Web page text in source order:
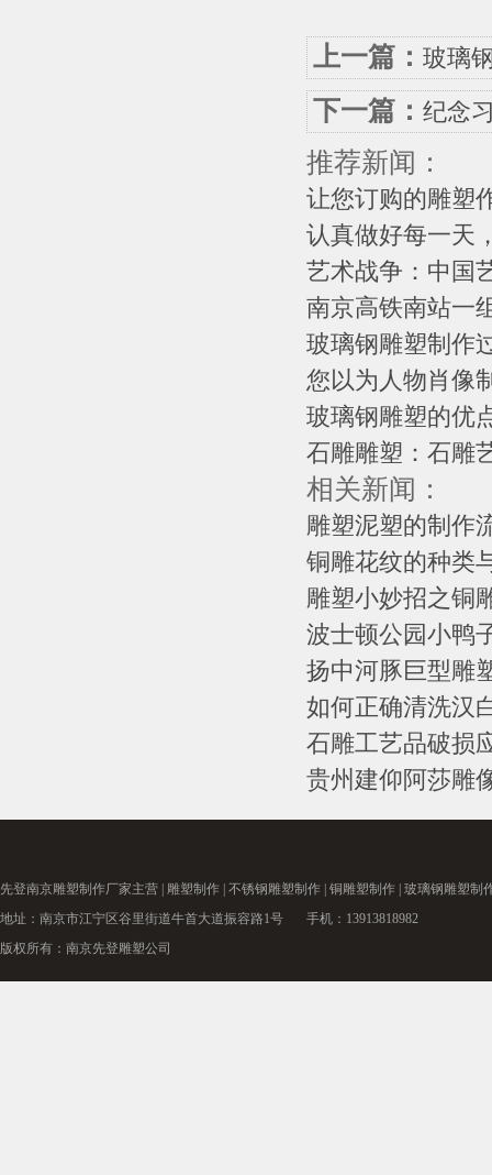
上一篇： 玻璃
下一篇： 纪念
推荐新闻：
让您订购的雕塑
认真做好每一天
艺术战争：中国
南京高铁南站一
玻璃钢雕塑制作
您以为人物肖像
玻璃钢雕塑的优
石雕雕塑：石雕
相关新闻：
雕塑泥塑的制作
铜雕花纹的种类
雕塑小妙招之
波士顿公园小鸭
扬中河豚巨型雕
如何正确清洗汉
石雕工艺品破损
贵州建仰阿莎雕
先登南京雕塑制作厂家主营 | 雕塑制作 不锈钢雕塑制作 铜雕塑制作 玻璃钢雕塑制
地址：南京市江宁区谷里街道牛首大道振容路1号 手机：13913818982
版权所有：南京先登雕塑公司